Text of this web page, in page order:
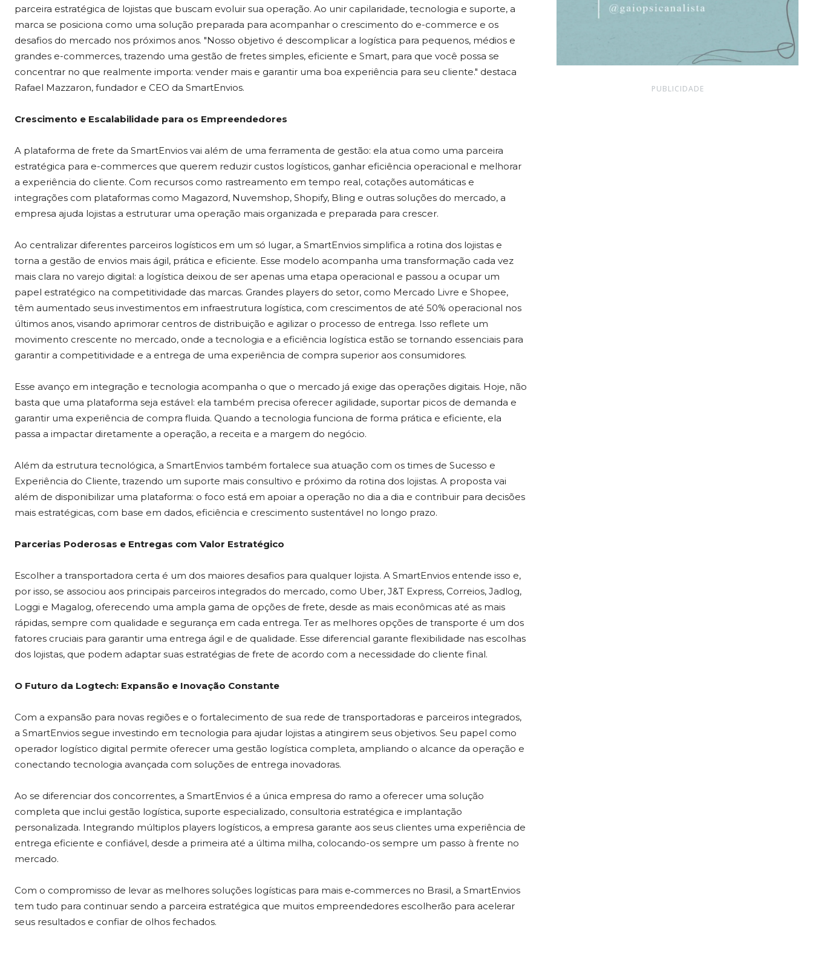
parceira estratégica de lojistas que buscam evoluir sua operação. Ao unir capilaridade, tecnologia e suporte, a
marca se posiciona como uma solução preparada para acompanhar o crescimento do e-commerce e os
desafios do mercado nos próximos anos. "Nosso objetivo é descomplicar a logística para pequenos, médios e
grandes e-commerces, trazendo uma gestão de fretes simples, eficiente e Smart, para que você possa se
concentrar no que realmente importa: vender mais e garantir uma boa experiência para seu cliente." destaca
Rafael Mazzaron, fundador e CEO da SmartEnvios.
Crescimento e Escalabilidade para os Empreendedores
A plataforma de frete da SmartEnvios vai além de uma ferramenta de gestão: ela atua como uma parceira
estratégica para e-commerces que querem reduzir custos logísticos, ganhar eficiência operacional e melhorar
a experiência do cliente. Com recursos como rastreamento em tempo real, cotações automáticas e
integrações com plataformas como Magazord, Nuvemshop, Shopify, Bling e outras soluções do mercado, a
empresa ajuda lojistas a estruturar uma operação mais organizada e preparada para crescer.
Ao centralizar diferentes parceiros logísticos em um só lugar, a SmartEnvios simplifica a rotina dos lojistas e
torna a gestão de envios mais ágil, prática e eficiente. Esse modelo acompanha uma transformação cada vez
mais clara no varejo digital: a logística deixou de ser apenas uma etapa operacional e passou a ocupar um
papel estratégico na competitividade das marcas. Grandes players do setor, como Mercado Livre e Shopee,
têm aumentado seus investimentos em infraestrutura logística, com crescimentos de até 50% operacional nos
últimos anos, visando aprimorar centros de distribuição e agilizar o processo de entrega. Isso reflete um
movimento crescente no mercado, onde a tecnologia e a eficiência logística estão se tornando essenciais para
garantir a competitividade e a entrega de uma experiência de compra superior aos consumidores.
Esse avanço em integração e tecnologia acompanha o que o mercado já exige das operações digitais. Hoje, não
basta que uma plataforma seja estável: ela também precisa oferecer agilidade, suportar picos de demanda e
garantir uma experiência de compra fluida. Quando a tecnologia funciona de forma prática e eficiente, ela
passa a impactar diretamente a operação, a receita e a margem do negócio.
Além da estrutura tecnológica, a SmartEnvios também fortalece sua atuação com os times de Sucesso e
Experiência do Cliente, trazendo um suporte mais consultivo e próximo da rotina dos lojistas. A proposta vai
além de disponibilizar uma plataforma: o foco está em apoiar a operação no dia a dia e contribuir para decisões
mais estratégicas, com base em dados, eficiência e crescimento sustentável no longo prazo.
Parcerias Poderosas e Entregas com Valor Estratégico
Escolher a transportadora certa é um dos maiores desafios para qualquer lojista. A SmartEnvios entende isso e,
por isso, se associou aos principais parceiros integrados do mercado, como Uber, J&T Express, Correios, Jadlog,
Loggi e Magalog, oferecendo uma ampla gama de opções de frete, desde as mais econômicas até as mais
rápidas, sempre com qualidade e segurança em cada entrega. Ter as melhores opções de transporte é um dos
fatores cruciais para garantir uma entrega ágil e de qualidade. Esse diferencial garante flexibilidade nas escolhas
dos lojistas, que podem adaptar suas estratégias de frete de acordo com a necessidade do cliente final.
O Futuro da Logtech: Expansão e Inovação Constante
Com a expansão para novas regiões e o fortalecimento de sua rede de transportadoras e parceiros integrados,
a SmartEnvios segue investindo em tecnologia para ajudar lojistas a atingirem seus objetivos. Seu papel como
operador logístico digital permite oferecer uma gestão logística completa, ampliando o alcance da operação e
conectando tecnologia avançada com soluções de entrega inovadoras.
Ao se diferenciar dos concorrentes, a SmartEnvios é a única empresa do ramo a oferecer uma solução
completa que inclui gestão logística, suporte especializado, consultoria estratégica e implantação
personalizada. Integrando múltiplos players logísticos, a empresa garante aos seus clientes uma experiência de
entrega eficiente e confiável, desde a primeira até a última milha, colocando-os sempre um passo à frente no
mercado.
Com o compromisso de levar as melhores soluções logísticas para mais e‑commerces no Brasil, a SmartEnvios
tem tudo para continuar sendo a parceira estratégica que muitos empreendedores escolherão para acelerar
seus resultados e confiar de olhos fechados.
PUBLICIDADE